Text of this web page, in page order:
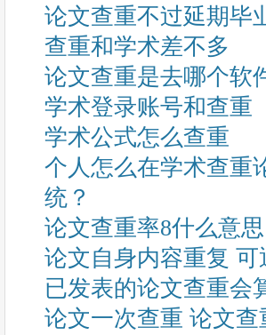
论文查重不过延期毕
查重和学术差不多
论文查重是去哪个软
学术登录账号和查重
学术公式怎么查重
个人怎么在学术查重
统？
论文查重率8什么意思
论文自身内容重复
已发表的论文查重会
论文一次查重 论文